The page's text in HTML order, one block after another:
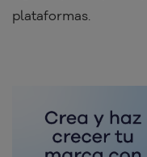
plataformas.